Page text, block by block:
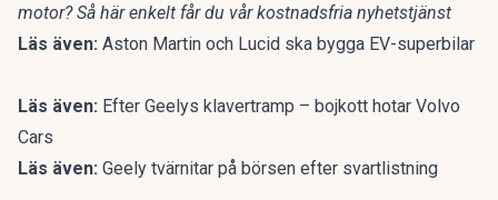
motor?Så här enkelt får du vår kostnadsfria nyhetstjänst
Läs även: Aston Martin och Lucid ska bygga EV-superbilar
Läs även: Efter Geelys klavertramp – bojkott hotar Volvo
Cars
Läs även: Geely tvärnitar på börsen efter svartlistning